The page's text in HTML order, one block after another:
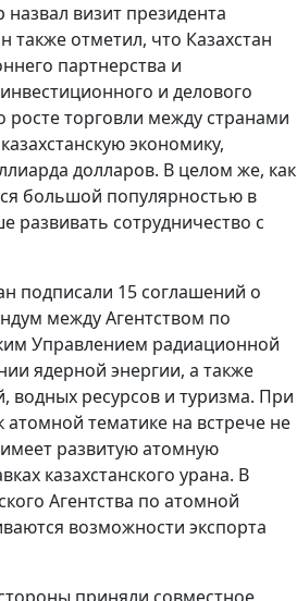
визит президента
отметил, что Казахстан
партнерства и
и делового
росте торговли между странами
экономику,
долларов. В целом же, как
большой популярностью в
развивать сотрудничество с
подписали 15 соглашений о
между Агентством по
Управлением радиационной
ядерной энергии, а также
водных ресурсов и туризма. При
тематике на встрече не
развитую атомную
казахстанского урана. В
Агентства по атомной
возможности экспорта